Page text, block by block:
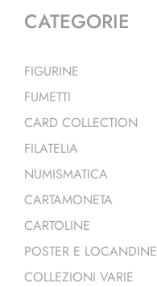
CATEGORIE
FIGURINE
FUMETTI
CARD COLLECTION
FILATELIA
NUMISMATICA
CARTAMONETA
CARTOLINE
POSTER E LOCANDINE
COLLEZIONI VARIE